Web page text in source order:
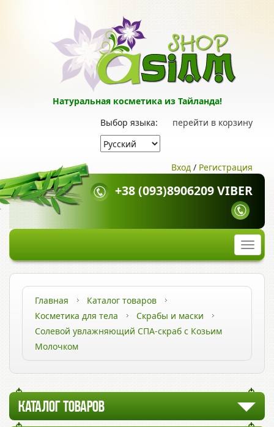
Натуральная косметика из Тайланда!
перейти в корзину
Выбор языка:
Вход / Регистрация
+38 (093)8906209 VIBER
Главная
Каталог товаров
Косметика для тела
Скрабы и маски
Солевой увлажняющий СПА-скраб с Козьим
Молочком
КАТАЛОГ ТОВАРОВ